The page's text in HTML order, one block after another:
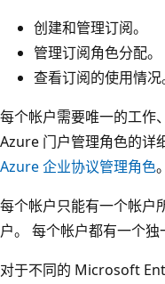
创建和管理订阅。
管理订阅角色分配。
查看订阅的使用情况
每个帐户需要唯一的工
Azure 门户管理角色的详
Azure 企业协议管理角色。
每个帐户只能有一个帐户
户。 每个帐户都有一个独
对于不同的 Microsoft